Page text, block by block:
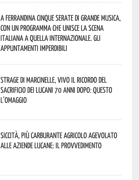
A Ferrandina cinque serate di grande musica,
con un programma che unisce la scena
italiana a quella internazionale. Gli
appuntamenti imperdibili
Strage di Marcinelle, vivo il ricordo del
sacrificio dei lucani 70 anni dopo: questo
l’omaggio
Siccità, più carburante agricolo agevolato
alle aziende lucane: il provvedimento